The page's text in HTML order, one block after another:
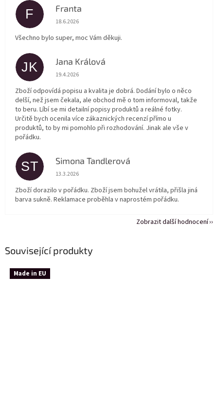
Související produkty
Made in EU
F Franta
Hodnocení obchodu je 5 z 5 hvězdiček.
18.6.2026
Všechno bylo super, moc Vám děkuji.
JK Jana Králová
Hodnocení obchodu je 5 z 5 hvězdiček.
19.4.2026
Zboží odpovídá popisu a kvalita je dobrá. Dodání bylo o něco
delší, než jsem čekala, ale obchod mě o tom informoval, takže
to beru. Líbí se mi detailní popisy produktů a reálné fotky.
Určitě bych ocenila více zákaznických recenzí přímo u
produktů, to by mi pomohlo při rozhodování. Jinak ale vše v
pořádku.
ST Simona Tandlerová
Hodnocení obchodu je 5 z 5 hvězdiček.
13.3.2026
Zboží dorazilo v pořádku. Zboží jsem bohužel vrátila, přišla jiná
barva sukně. Reklamace proběhla v naprostém pořádku.
Zobrazit další hodnocení